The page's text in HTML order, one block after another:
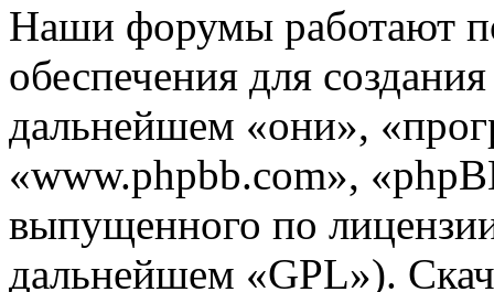
Наши форумы работают
обеспечения для
дальнейшем «они»,
«www.phpbb.com»,
выпущенного по
дальнейшем «GPL»).